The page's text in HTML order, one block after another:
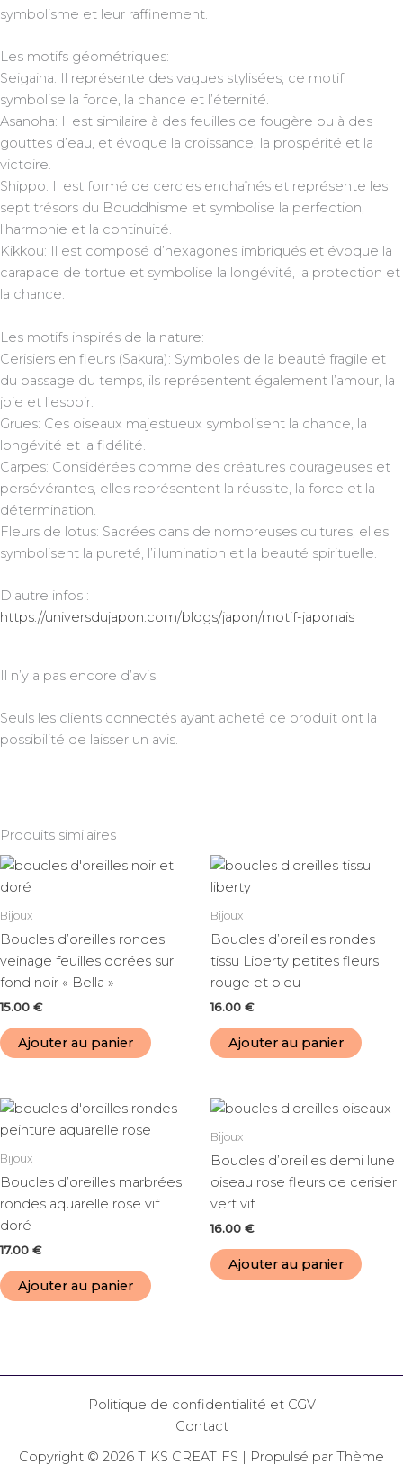
symbolisme et leur raffinement.
Les motifs géométriques:
Seigaiha: Il représente des vagues stylisées, ce motif
symbolise la force, la chance et l’éternité.
Asanoha: Il est similaire à des feuilles de fougère ou à des
gouttes d’eau, et évoque la croissance, la prospérité et la
victoire.
Shippo: Il est formé de cercles enchaînés et représente les
sept trésors du Bouddhisme et symbolise la perfection,
l’harmonie et la continuité.
Kikkou: Il est composé d’hexagones imbriqués et évoque la
carapace de tortue et symbolise la longévité, la protection et
la chance.
Les motifs inspirés de la nature:
Cerisiers en fleurs (Sakura): Symboles de la beauté fragile et
du passage du temps, ils représentent également l’amour, la
joie et l’espoir.
Grues: Ces oiseaux majestueux symbolisent la chance, la
longévité et la fidélité.
Carpes: Considérées comme des créatures courageuses et
persévérantes, elles représentent la réussite, la force et la
détermination.
Fleurs de lotus: Sacrées dans de nombreuses cultures, elles
symbolisent la pureté, l’illumination et la beauté spirituelle.
D’autre infos :
https://universdujapon.com/blogs/japon/motif-japonais
Il n’y a pas encore d’avis.
Seuls les clients connectés ayant acheté ce produit ont la
possibilité de laisser un avis.
Produits similaires
Bijoux
Boucles d’oreilles rondes
veinage feuilles dorées sur
fond noir « Bella »
15.00 €
Ajouter au panier
Bijoux
Boucles d’oreilles rondes
tissu Liberty petites fleurs
rouge et bleu
16.00 €
Ajouter au panier
Bijoux
Boucles d’oreilles marbrées
rondes aquarelle rose vif
doré
17.00 €
Ajouter au panier
Bijoux
Boucles d’oreilles demi lune
oiseau rose fleurs de cerisier
vert vif
16.00 €
Ajouter au panier
Politique de confidentialité et CGV
Contact
Copyright © 2026 TIKS CREATIFS | Propulsé par Thème